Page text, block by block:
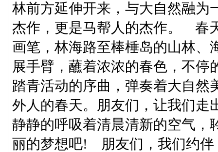
林前方延伸开来，与大自然融为
杰作，更是马帮人的杰作。 春
画笔，林海路至棒棰岛的山林、
展手臂，蘸着浓浓的春色，不停
踏青活动的序曲，弹奏着大自然
外人的春天。朋友们，让我们走
静静的呼吸着清晨清新的空气，
丽的梦想吧! 朋友们，我们